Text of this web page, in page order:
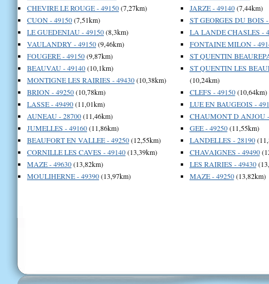
CHEVIRE LE ROUGE - 49150(7,27km)
CUON - 49150(7,51km)
LE GUEDENIAU - 49150(8,3km)
VAULANDRY - 49150(9,46km)
FOUGERE - 49150(9,87km)
BEAUVAU - 49140(10,1km)
MONTIGNE LES RAIRIES - 49430(10,38km)
BRION - 49250(10,78km)
LASSE - 49490(11,01km)
AUNEAU - 28700(11,46km)
JUMELLES - 49160(11,86km)
BEAUFORT EN VALLEE - 49250(12,55km)
CORNILLE LES CAVES - 49140(13,39km)
MAZE - 49630(13,82km)
MOULIHERNE - 49390(13,97km)
JARZE - 49140(7,44km)
ST GEORGES DU BOIS
LA LANDE CHASLES -
FONTAINE MILON -
ST QUENTIN
ST QUENTIN LES
(10,24km)
CLEFS - 49150(10,64km)
LUE EN BAUGEOIS -
CHAUMONT D ANJOU
GEE - 49250(11,55km)
LANDELLES - 28190
CHAVAIGNES - 49490
LES RAIRIES - 49430
MAZE - 49250(13,82km)